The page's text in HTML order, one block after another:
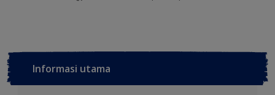
Informasi utama